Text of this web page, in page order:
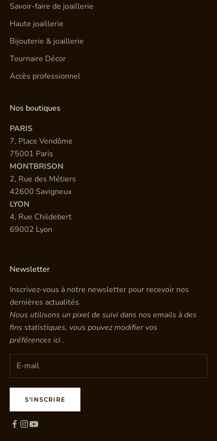
Savoir-faire de joaillerie
Haute joaillerie
Bijouterie & joaillerie
Tournaire Décor
Accès professionnel
Nos boutiques
PARIS
7, Place Vendôme
75001 Paris
MONTBRISON
2, Rue des Métiers
42600 Savigneux
LYON
4, Rue Childebert
69002 Lyon
Newsletter
Inscrivez-vous à notre newsletter pour recevoir nos
dernières actualités.
Nous utilisons un pixel de suivi dans nos emails à des
fins statistiques, vous pouvez modifier vos
préférences ici.
S'INSCRIRE